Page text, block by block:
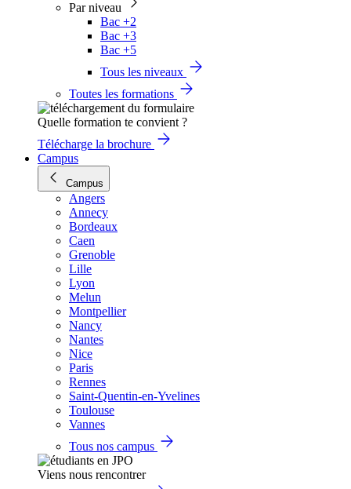
Par niveau
Bac +2
Bac +3
Bac +5
Tous les niveaux
Toutes les formations
Quelle formation te convient ?
Télécharge la brochure
Campus
Campus
Angers
Annecy
Bordeaux
Caen
Grenoble
Lille
Lyon
Melun
Montpellier
Nancy
Nantes
Nice
Paris
Rennes
Saint-Quentin-en-Yvelines
Toulouse
Vannes
Tous nos campus
Viens nous rencontrer